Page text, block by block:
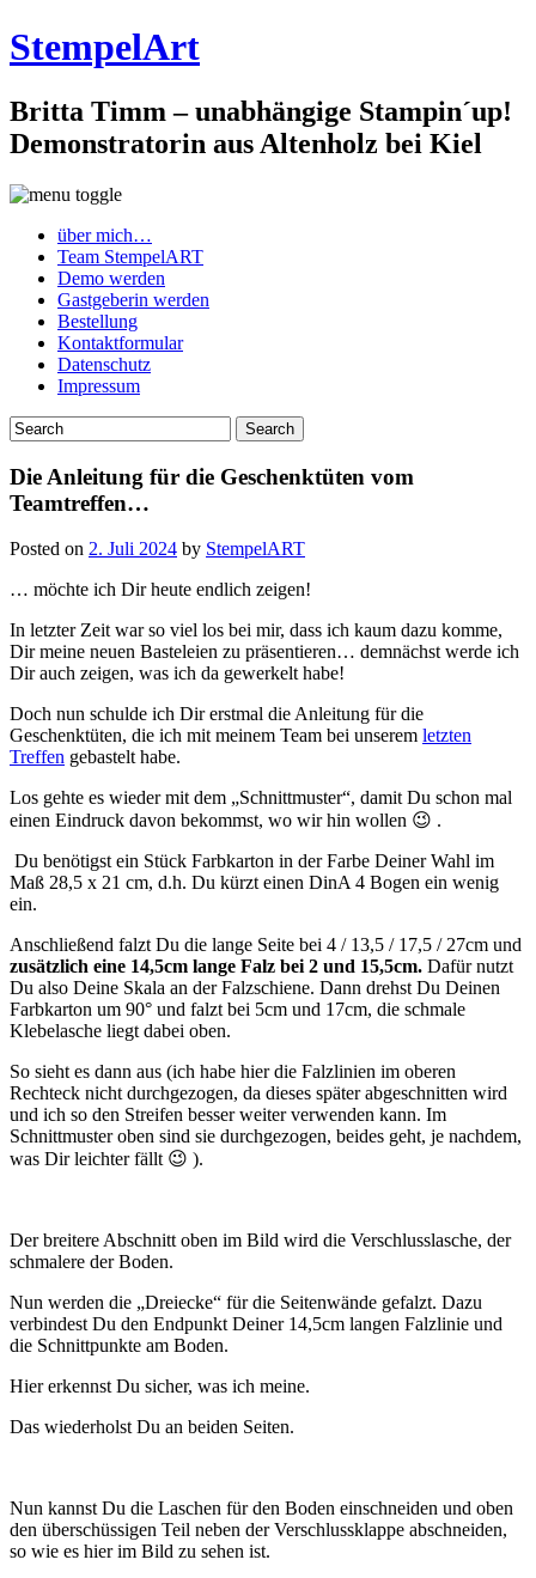
StempelArt
Britta Timm – unabhängige Stampin´up!
Demonstratorin aus Altenholz bei Kiel
über mich…
Team StempelART
Demo werden
Gastgeberin werden
Bestellung
Kontaktformular
Datenschutz
Impressum
Die Anleitung für die Geschenktüten vom
Teamtreffen…
Posted on 2. Juli 2024 by StempelART
… möchte ich Dir heute endlich zeigen!
In letzter Zeit war so viel los bei mir, dass ich kaum dazu komme,
Dir meine neuen Basteleien zu präsentieren… demnächst werde ich
Dir auch zeigen, was ich da gewerkelt habe!
Doch nun schulde ich Dir erstmal die Anleitung für die
Geschenktüten, die ich mit meinem Team bei unserem letzten
Treffen gebastelt habe.
Los gehte es wieder mit dem „Schnittmuster“, damit Du schon mal
einen Eindruck davon bekommst, wo wir hin wollen 😉 .
Du benötigst ein Stück Farbkarton in der Farbe Deiner Wahl im
Maß 28,5 x 21 cm, d.h. Du kürzt einen DinA 4 Bogen ein wenig
ein.
Anschließend falzt Du die lange Seite bei 4 / 13,5 / 17,5 / 27cm und
zusätzlich eine 14,5cm lange Falz bei 2 und 15,5cm. Dafür nutzt
Du also Deine Skala an der Falzschiene. Dann drehst Du Deinen
Farbkarton um 90° und falzt bei 5cm und 17cm, die schmale
Klebelasche liegt dabei oben.
So sieht es dann aus (ich habe hier die Falzlinien im oberen
Rechteck nicht durchgezogen, da dieses später abgeschnitten wird
und ich so den Streifen besser weiter verwenden kann. Im
Schnittmuster oben sind sie durchgezogen, beides geht, je nachdem,
was Dir leichter fällt 😉 ).
Der breitere Abschnitt oben im Bild wird die Verschlusslasche, der
schmalere der Boden.
Nun werden die „Dreiecke“ für die Seitenwände gefalzt. Dazu
verbindest Du den Endpunkt Deiner 14,5cm langen Falzlinie und
die Schnittpunkte am Boden.
Hier erkennst Du sicher, was ich meine.
Das wiederholst Du an beiden Seiten.
Nun kannst Du die Laschen für den Boden einschneiden und oben
den überschüssigen Teil neben der Verschlussklappe abschneiden,
so wie es hier im Bild zu sehen ist.